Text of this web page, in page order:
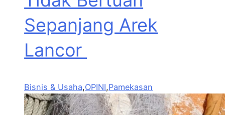
Sepanjang Arek
Lancor
Bisnis & Usaha,OPINI,Pamekasan